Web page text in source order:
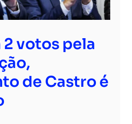
2 votos pela
de Castro é